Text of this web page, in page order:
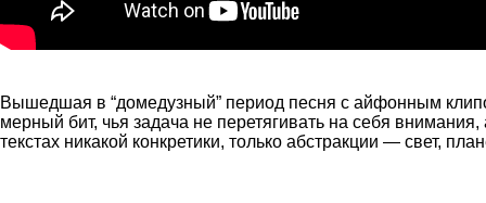
Вышедшая в “домедузный” период песня с айфонным
мерный бит, чья задача не перетягивать на себя
текстах никакой конкретики, только абстракции — свет,